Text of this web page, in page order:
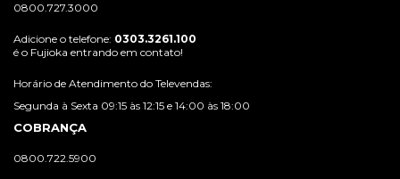
0800.727.3000
Adicione o telefone: 0303.3261.100
é o Fujioka entrando em contato!
Horário de Atendimento do Televendas:
Segunda à Sexta 09:15 às 12:15 e 14:00 às 18:00
COBRANÇA
0800.722.5900